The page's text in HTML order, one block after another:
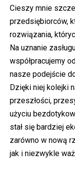
Cieszy mnie
przedsiębiorców,
rozwiązania,
Na uznanie
współpracujemy
nasze podejście
Dzięki niej kolejki
przeszłości,
użyciu
stał się bardziej
zarówno w nową
jak i niezwykle